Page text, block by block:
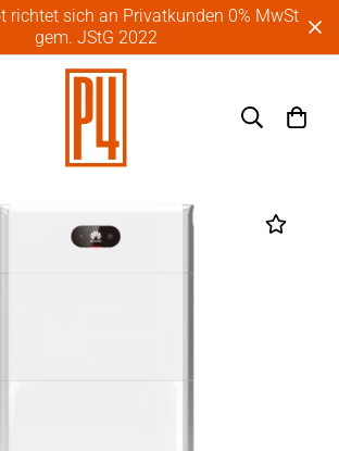
richtet sich an Privatkunden 0% MwSt
gem. JStG 2022